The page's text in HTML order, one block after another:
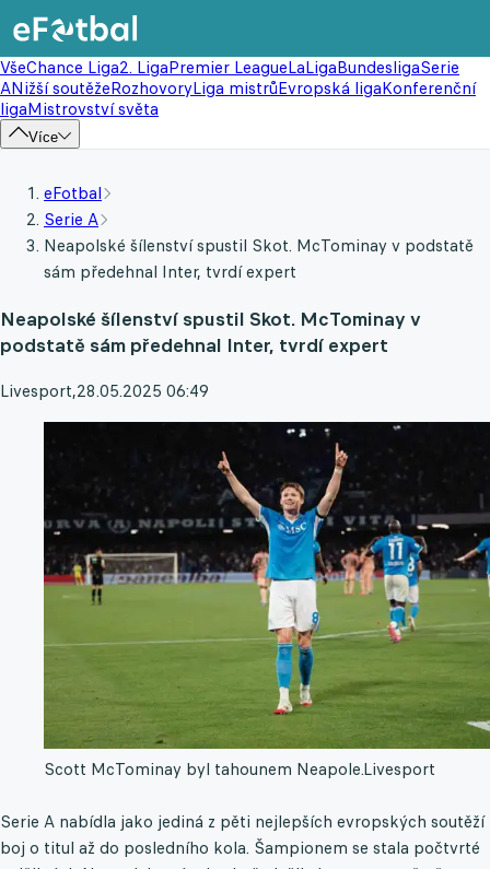
VšeChance Liga2. LigaPremier LeagueLaLigaBundesligaSerie
ANižší soutěžeRozhovoryLiga mistrůEvropská ligaKonferenční
ligaMistrovství světa
Více
eFotbal
Serie A
Neapolské šílenství spustil Skot. McTominay v podstatě
sám předehnal Inter, tvrdí expert
Neapolské šílenství spustil Skot. McTominay v
podstatě sám předehnal Inter, tvrdí expert
Livesport,28.05.2025 06:49
Scott McTominay byl tahounem Neapole.Livesport
Serie A nabídla jako jediná z pěti nejlepších evropských soutěží
boj o titul až do posledního kola. Šampionem se stala počtvrté